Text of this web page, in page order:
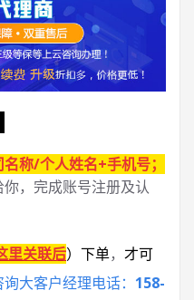
名称/个人姓名+手机号；
你，完成账号注册及认
里关联后） 下单， 才可
大客户经理电话： 158-